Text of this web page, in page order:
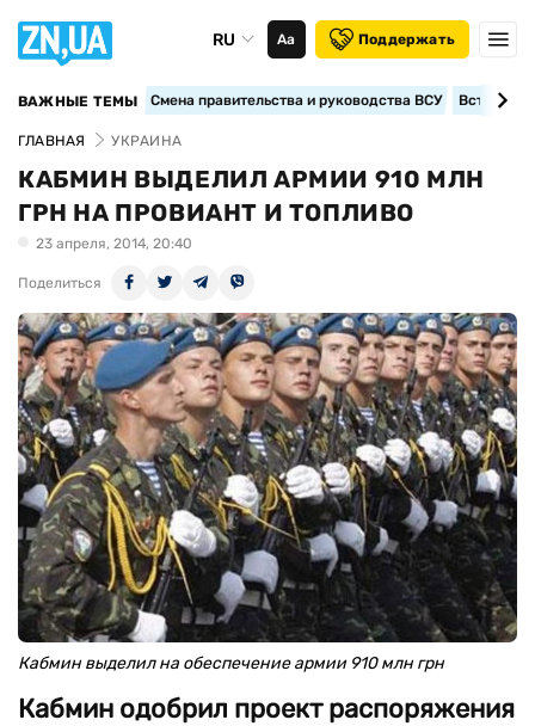
RU Аа Поддержать
ВАЖНЫЕ ТЕМЫ Смена правительства и руководства ВСУ
ГЛАВНАЯ УКРАИНА
КАБМИН ВЫДЕЛИЛ АРМИИ 910 МЛН
ГРН НА ПРОВИАНТ И ТОПЛИВО
23 апреля, 2014, 20:40
Поделиться
Кабмин выделил на обеспечение армии 910 млн грн
Кабмин одобрил проект распоряжения